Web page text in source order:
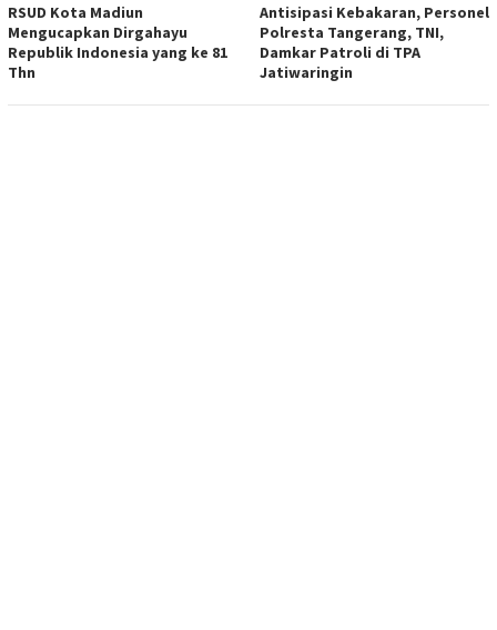
RSUD Kota Madiun
Mengucapkan Dirgahayu
Republik Indonesia yang ke 81
Thn
Antisipasi Kebakaran, Personel
Polresta Tangerang, TNI,
Damkar Patroli di TPA
Jatiwaringin